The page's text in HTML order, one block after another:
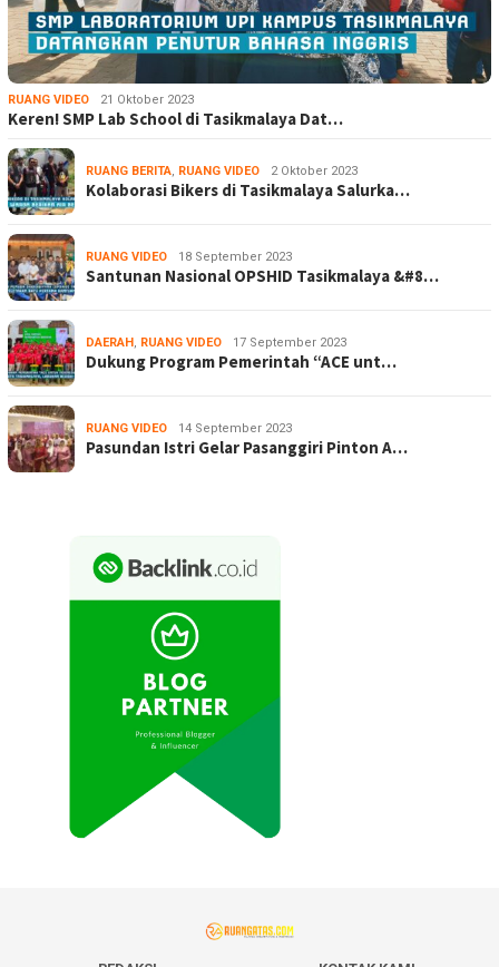
RUANG VIDEO 21 Oktober 2023
Keren! SMP Lab School di Tasikmalaya Dat…
RUANG BERITA, RUANG VIDEO 2 Oktober 2023
Kolaborasi Bikers di Tasikmalaya Salurka…
RUANG VIDEO 18 September 2023
Santunan Nasional OPSHID Tasikmalaya &#8…
DAERAH , RUANG VIDEO 17 September 2023
Dukung Program Pemerintah “ACE unt…
RUANG VIDEO 14 September 2023
Pasundan Istri Gelar Pasanggiri Pinton A…